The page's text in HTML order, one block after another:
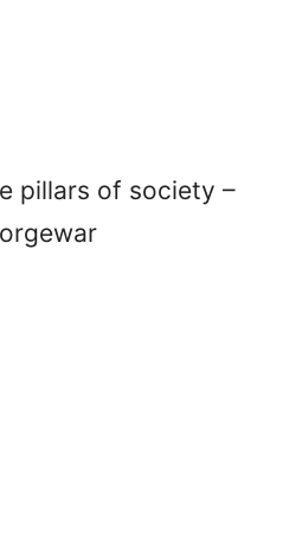
pillars of society –